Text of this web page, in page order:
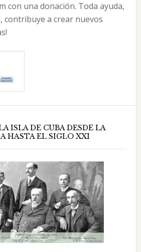
con una donación. Toda ayuda,
contribuye a crear nuevos
ISLA DE CUBA DESDE LA
HASTA EL SIGLO XXI